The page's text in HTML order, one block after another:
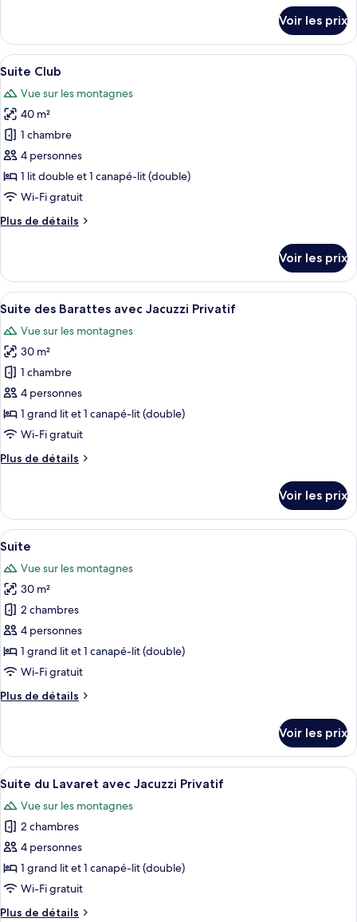
Jacuzzi
Privatif
le
type
de
Suite
Baroque
avec
Jacuzzi
Privatif
Voir les prix
Afficher
toutes
les
photos
pour
ce
type
de
chambre :
Suite
Un espace de repas extérieur en
6
Suite Club
Vue sur les montagnes
40 m²
1 chambre
4 personnes
1 lit double et 1 canapé-lit (double)
Wi-Fi gratuit
Plus de détails
Plus
le
type
de
Suite
Club
Voir les prix
Afficher
toutes
les
photos
pour
ce
type
de
chambre :
Suite
avec
Jacuzzi
Privatif
Une chambre confortable,
7
Suite des Barattes avec Jacuzzi Privatif
Vue sur les montagnes
30 m²
1 chambre
4 personnes
1 grand lit et 1 canapé-lit (double)
Wi-Fi gratuit
Plus de détails
Plus
le
type
de
Suite
des
Barattes
avec
Jacuzzi
Privatif
Voir les prix
Afficher
toutes
les
photos
pour
ce
type
de
chambre :
Suite
Une chambre dans une cabane en
6
Suite
Vue sur les montagnes
30 m²
2 chambres
4 personnes
1 grand lit et 1 canapé-lit (double)
Wi-Fi gratuit
Plus de détails
Plus
le
type
de
Suite
Voir les prix
Afficher
toutes
les
photos
pour
ce
type
Une chambre à coucher dans une
5
Suite du Lavaret avec Jacuzzi Privatif
Vue sur les montagnes
2 chambres
4 personnes
1 grand lit et 1 canapé-lit (double)
Wi-Fi gratuit
Plus de détails
Plus